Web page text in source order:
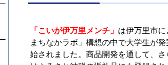
「こいが伊万里メンチ」 は伊万里市
まちなかラボ」構想の中で大学生が
始されました。商品開発を通して、